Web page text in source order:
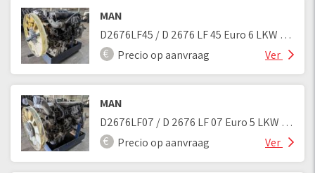
MAN
D2676LF45 / D 2676 LF 45 Euro 6 LKW Motor
Precio op aanvraag
Ver
MAN
D2676LF07 / D 2676 LF 07 Euro 5 LKW Motor
Precio op aanvraag
Ver